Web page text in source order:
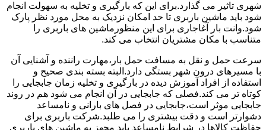
شهری تاثیر می گذارد.برای این که بارگیری و تخلیه به سهولت انجام
شود باید ماشین باربری تا حد امکان نزدیک به محل مورد نظر پارک
شود.وانت بار آغاجاری برای این منظورماشین های باربری را
متناسب با مکان مشتریان انتخاب می کند.
سرعت حمل و نقل به مسافت حمل بار،مهارت راننده و آشنایی آن
با مسیرهای درون شهر بستگی دارد.البته بسته بندی صحیح و
استفاده از افراد آموزش دیده در بارگیری و تخلیه زمان جابجایی را
کوتاه تر می کند.فصلی که جابجایی در آن انجام می شود هم در روند
جابجایی موثر است،جابجایی در فصل های بارانی و نامساعد
دشوارتر است و دقت بیشتری را می طلبد.شرکت باربری برای
حفاظت کالاها در شرایط نامساعد باید مجهز به ماشین های باربری